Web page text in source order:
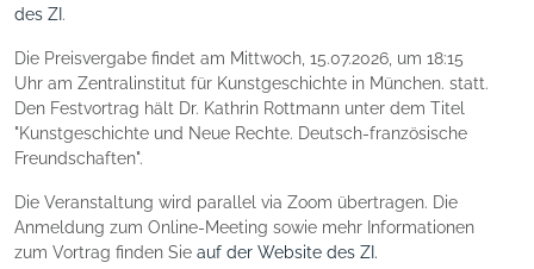
des ZI .
Die Preisvergabe findet am Mittwoch, 15.07.2026, um 18:15
Uhr am Zentralinstitut für Kunstgeschichte in München. statt.
Den Festvortrag hält Dr. Kathrin Rottmann unter dem Titel
"Kunstgeschichte und Neue Rechte. Deutsch-französische
Freundschaften".
Die Veranstaltung wird parallel via Zoom übertragen. Die
Anmeldung zum Online-Meeting sowie mehr Informationen
zum Vortrag finden Sie auf der Website des ZI.